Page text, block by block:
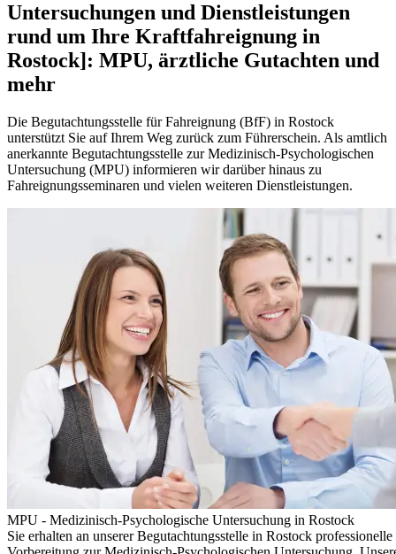
Untersuchungen und Dienstleistungen
rund um Ihre Kraftfahreignung in
Rostock]: MPU, ärztliche Gutachten und
mehr
Die Begutachtungsstelle für Fahreignung (BfF) in Rostock
unterstützt Sie auf Ihrem Weg zurück zum Führerschein. Als amtlich
anerkannte Begutachtungsstelle zur Medizinisch-Psychologischen
Untersuchung (MPU) informieren wir darüber hinaus zu
Fahreignungsseminaren und vielen weiteren Dienstleistungen.
MPU - Medizinisch-Psychologische Untersuchung in Rostock
Sie erhalten an unserer Begutachtungsstelle in Rostock